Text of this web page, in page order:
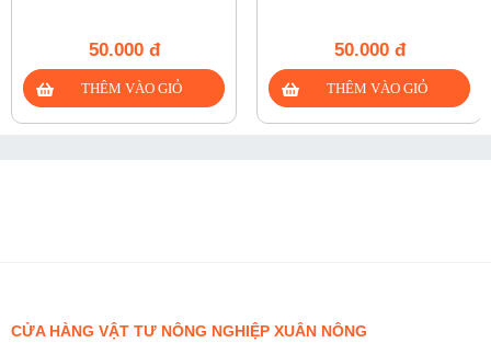
50.000 đ 50.000 đ
CỬA HÀNG VẬT TƯ NÔNG NGHIỆP XUÂN NÔNG